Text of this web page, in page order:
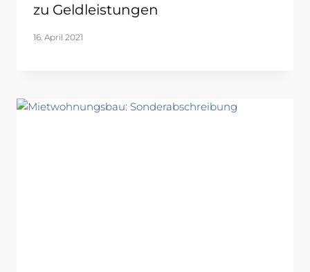
zu Geldleistungen
16. April 2021